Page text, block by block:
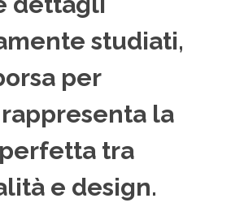
studiati,
per
la
tra
e design.